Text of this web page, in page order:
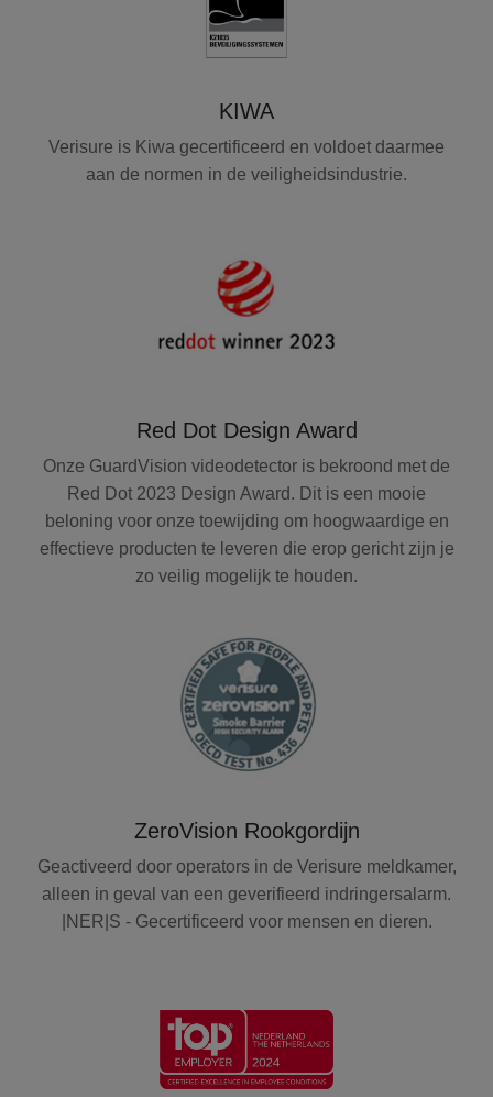
KIWA
Verisure is Kiwa gecertificeerd en voldoet daarmee
aan de normen in de veiligheidsindustrie.
Red Dot Design Award
Onze GuardVision videodetector is bekroond met de
Red Dot 2023 Design Award. Dit is een mooie
beloning voor onze toewijding om hoogwaardige en
effectieve producten te leveren die erop gericht zijn je
zo veilig mogelijk te houden.
ZeroVision Rookgordijn
Geactiveerd door operators in de Verisure meldkamer,
alleen in geval van een geverifieerd indringersalarm.
|NER|S - Gecertificeerd voor mensen en dieren.